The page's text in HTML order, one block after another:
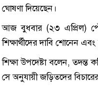
ঘোষণা দিয়েছেন।
আজ বুধবার (২৩ এপ্রিল)
শিক্ষার্থীদের দাবি শোনেন
শিক্ষা উপদেষ্টা বলেন, তদন্ত
সে অনুযায়ী জড়িতদের